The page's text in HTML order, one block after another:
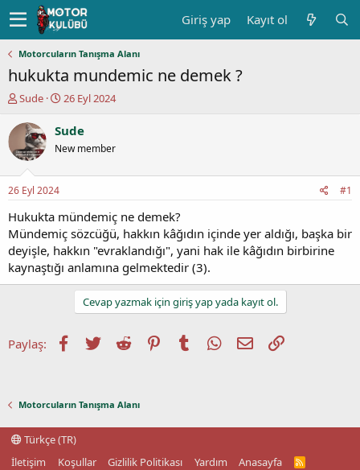
Giriş yap Kayıt ol
Motorcuların Tanışma Alanı
hukukta mundemic ne demek ?
K
n
y
b
a
ş
a
t
a
n
Sude
B
ş
a
ç
a
r
i
h
26 Eyl 2024
Sude
New member
26 Eyl 2024 #1
Hukukta mündemiç ne demek?
Mündemiç sözcüğü, hakkın kâğıdın içinde yer aldığı, başka bir
deyişle, hakkın "evraklandığı", yani hak ile kâğıdın birbirine
kaynaştığı anlamına gelmektedir (3).
Cevap yazmak için giriş yap yada kayıt ol.
Paylaş: Facebook
TwitterReddit PinterestTumblrWhatsApp
E-postaLink
Motorcuların Tanışma Alanı
Türkçe (TR)
İletişim
Koşullar Gizlilik Politikası Yardım Anasayfa
R